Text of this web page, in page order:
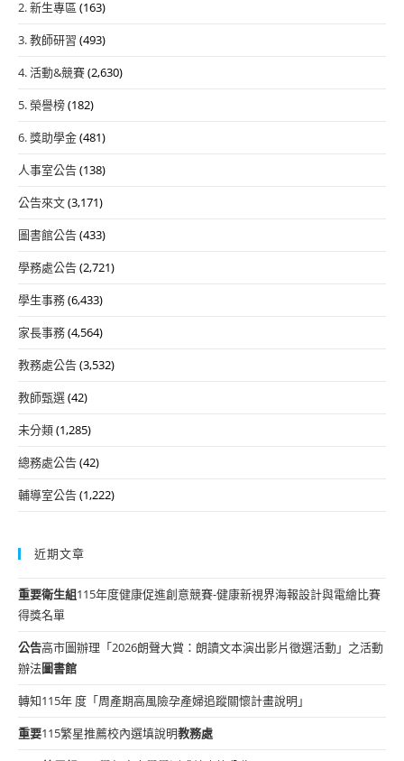
2. 新生專區 (163)
3. 教師研習 (493)
4. 活動&競賽(2,630)
5. 榮譽榜(182)
6. 獎助學金(481)
人事室公告(138)
公告來文(3,171)
圖書館公告(433)
學務處公告(2,721)
學生事務(6,433)
家長事務(4,564)
教務處公告(3,532)
教師甄選(42)
未分類(1,285)
總務處公告(42)
輔導室公告(1,222)
近期文章
重要衛生組115年度健康促進創意競賽-健康新視界海報設計與電繪比賽
得獎名單
公告高市圖辦理「2026朗聲大賞：朗讀文本演出影片徵選活動」之活動
辦法圖書館
轉知115年 度「周產期高風險孕產婦追蹤關懷計畫說明」
重要115繁星推薦校內選填說明教務處